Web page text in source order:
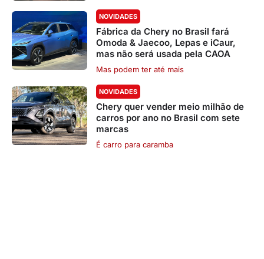
NOVIDADES
Fábrica da Chery no Brasil fará
Omoda & Jaecoo, Lepas e iCaur,
mas não será usada pela CAOA
Mas podem ter até mais
NOVIDADES
Chery quer vender meio milhão de
carros por ano no Brasil com sete
marcas
É carro para caramba